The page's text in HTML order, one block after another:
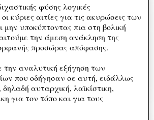
φύσης λογικές
κύριες αιτίες για τις ακυρώσεις των
υποκύπτοντας πια στη βολική
την άμεση ανάκληση της
προσώρας απόφασης.
την αναλυτική εξήγηση των
που οδήγησαν σε αυτή, ειδάλλως
δηλαδή αυταρχική, λαϊκίστικη,
για τον τόπο και για τους